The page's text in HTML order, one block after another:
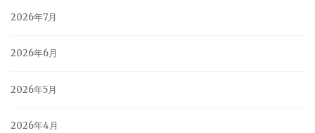
2026年7月
2026年6月
2026年5月
2026年4月